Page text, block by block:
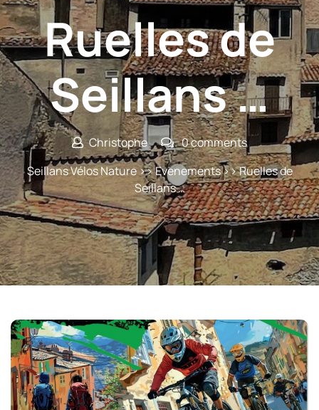
Ruelles de
Seillans …
Christophe
0 comments
Seillans Vélos Nature>>Evenements>> Ruelles de
Seillans …